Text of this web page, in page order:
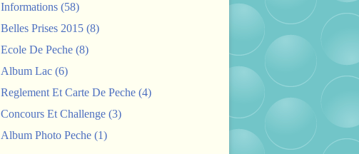
Informations (58)
Belles Prises 2015 (8)
Ecole De Peche (8)
Album Lac (6)
Reglement Et Carte De Peche (4)
Concours Et Challenge (3)
Album Photo Peche (1)